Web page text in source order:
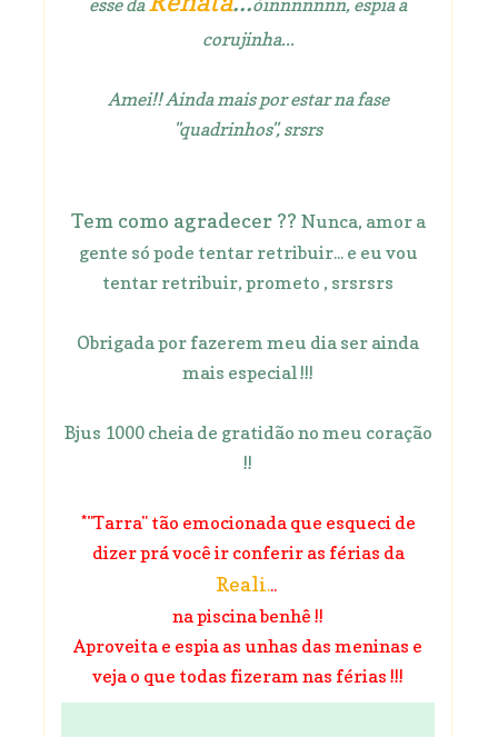
esse da
óinnnnnnn, espia a
corujinha...
Amei!! Ainda mais por estar na fase
"quadrinhos", srsrs
Tem como agradecer ?? Nunca, amor a
gente só pode tentar retribuir... e eu vou
tentar retribuir, prometo , srsrsrs
Obrigada por fazerem meu dia ser ainda
mais especial !!!
Bjus 1000 cheia de gratidão no meu coração
!!
*"Tarra" tão emocionada que esqueci de
dizer prá você ir conferir as férias da
Reali...
na piscina benhê !!
Aproveita e espia as unhas das meninas e
veja o que todas fizeram nas férias !!!